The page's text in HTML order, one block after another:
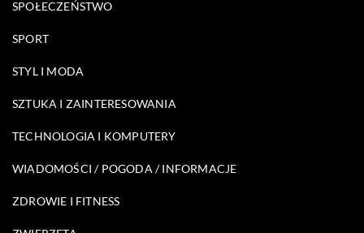
SPOŁECZEŃSTWO
SPORT
STYL I MODA
SZTUKA I ZAINTERESOWANIA
TECHNOLOGIA I KOMPUTERY
WIADOMOŚCI / POGODA / INFORMACJE
ZDROWIE I FITNESS